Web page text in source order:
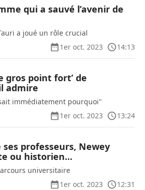
qui a sauvé l’avenir de
a joué un rôle crucial
1er oct. 2023
14:13
gros point fort’ de
admire
immédiatement pourquoi"
1er oct. 2023
13:24
ses professeurs, Newey
ou historien…
universitaire
1er oct. 2023
12:31